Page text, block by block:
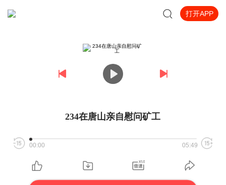
打开APP
234在唐山亲自慰问矿工
00:00 05:49